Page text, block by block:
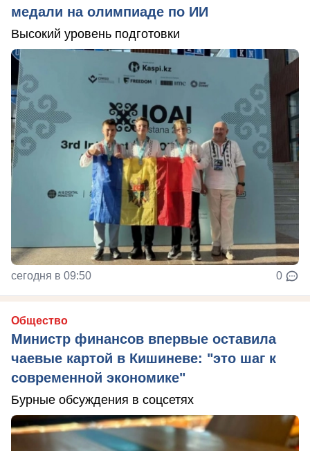
медали на олимпиаде по ИИ
Высокий уровень подготовки
сегодня в 09:50 0
Общество
Министр финансов впервые оставила
чаевые картой в Кишиневе: "это шаг к
современной экономике"
Бурные обсуждения в соцсетях